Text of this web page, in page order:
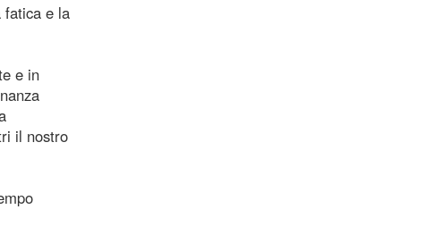
fatica e la
e in
il nostro